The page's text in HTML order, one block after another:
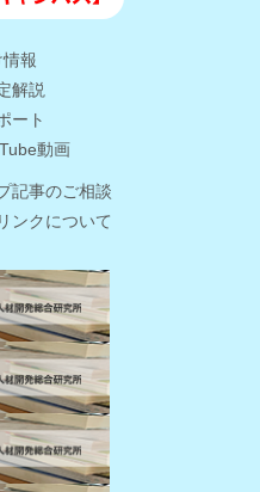
報
解説
ート
動画
記事のご相談
ンクについて